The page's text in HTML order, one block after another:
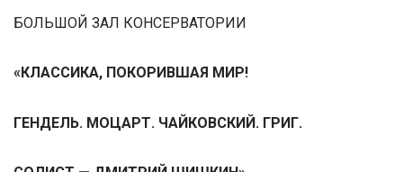
БОЛЬШОЙ ЗАЛ КОНСЕРВАТОРИИ
«КЛАССИКА, ПОКОРИВШАЯ МИР!
ГЕНДЕЛЬ. МОЦАРТ. ЧАЙКОВСКИЙ. ГРИГ.